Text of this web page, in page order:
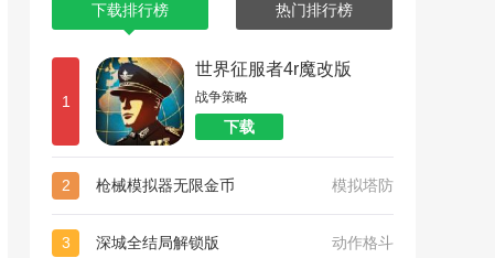
下载排行榜 热门排行榜
1
世界征服者4r魔改版
战争策略
下载
2 枪械模拟器无限金币 模拟塔防
3 深城全结局解锁版 动作格斗